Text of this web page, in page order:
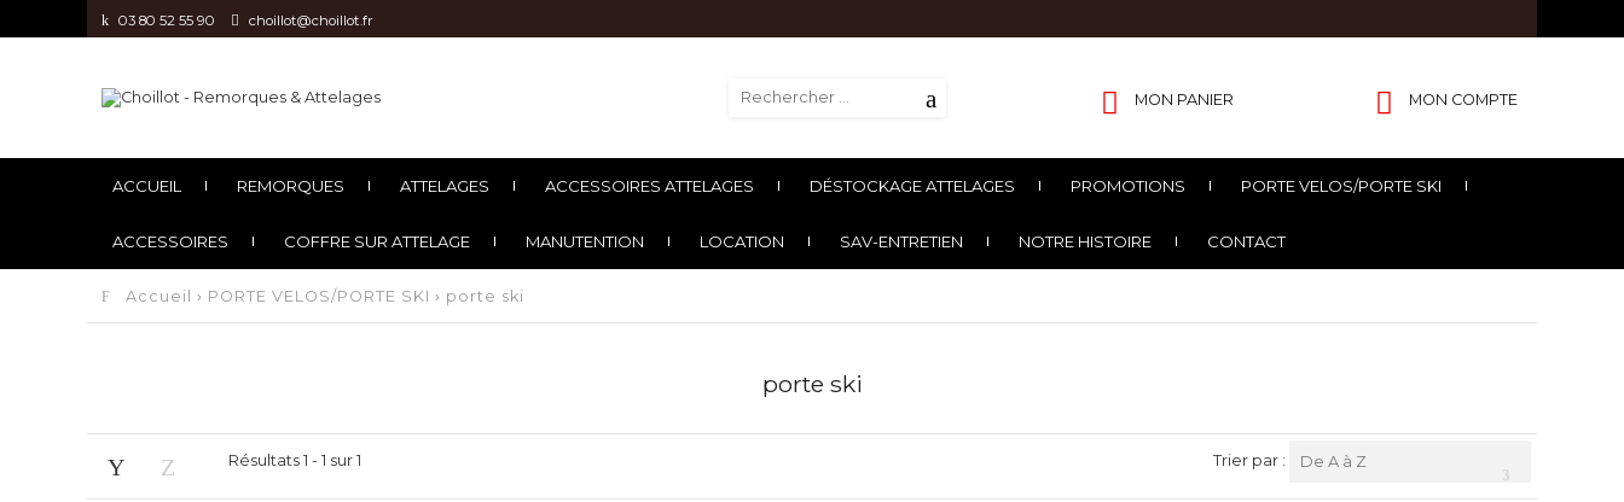
03 80 52 55 90 choillot@choillot.fr
MON PANIER MON COMPTE
ACCUEIL REMORQUES ATTELAGES ACCESSOIRES ATTELAGES DÉSTOCKAGE ATTELAGES PROMOTIONS PORTE VELOS/PORTE SKI
ACCESSOIRES COFFRE SUR ATTELAGE MANUTENTION LOCATION SAV-ENTRETIEN NOTRE HISTOIRE CONTACT
Accueil › PORTE VELOS/PORTE SKI › porte ski
porte ski
Résultats 1 - 1 sur 1 Trier par : De A à Z